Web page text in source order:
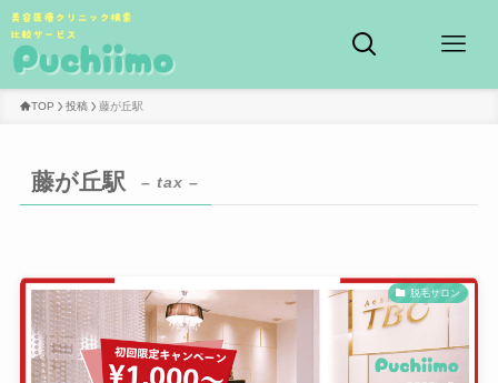
TOP 投稿 藤が丘駅
藤が丘駅 – tax –
脱毛サロン